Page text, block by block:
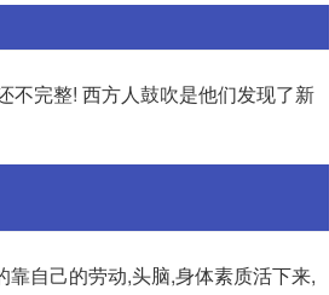
不完整! 西方人鼓吹是他们发现了新
自己的劳动,头脑,身体素质活下来,